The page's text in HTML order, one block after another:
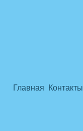
Главная Контакты